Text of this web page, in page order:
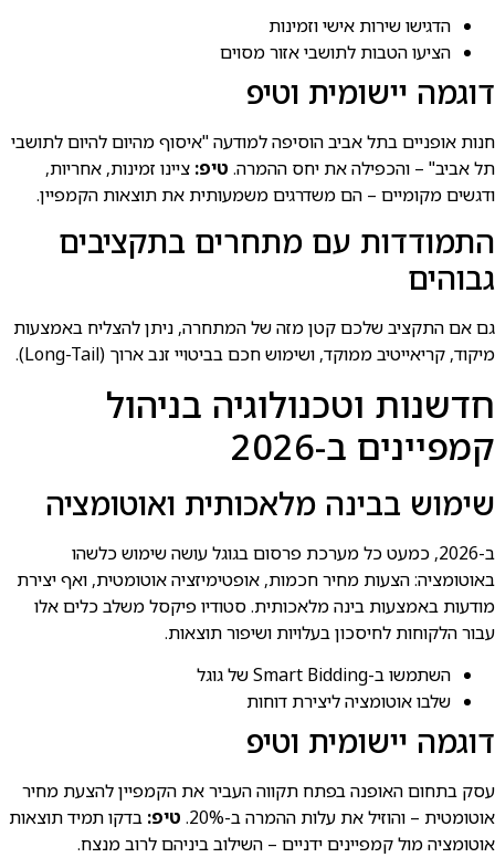
הדגישו שירות אישי וזמינות
הציעו הטבות לתושבי אזור מסוים
דוגמה יישומית וטיפ
חנות אופניים בתל אביב הוסיפה למודעה "איסוף מהיום להיום לתושבי
תל אביב" – והכפילה את יחס ההמרה. טיפ: ציינו זמינות, אחריות,
ודגשים מקומיים – הם משדרגים משמעותית את תוצאות הקמפיין.
התמודדות עם מתחרים בתקציבים
גבוהים
גם אם התקציב שלכם קטן מזה של המתחרה, ניתן להצליח באמצעות
מיקוד, קריאייטיב ממוקד, ושימוש חכם בביטויי זנב ארוך (Long-Tail).
חדשנות וטכנולוגיה בניהול
קמפיינים ב-2026
שימוש בבינה מלאכותית ואוטומציה
ב-2026, כמעט כל מערכת פרסום בגוגל עושה שימוש כלשהו
באוטומציה: הצעות מחיר חכמות, אופטימיזציה אוטומטית, ואף יצירת
מודעות באמצעות בינה מלאכותית. סטודיו פיקסל משלב כלים אלו
עבור הלקוחות לחיסכון בעלויות ושיפור תוצאות.
השתמשו ב-Smart Bidding של גוגל
שלבו אוטומציה ליצירת דוחות
דוגמה יישומית וטיפ
עסק בתחום האופנה בפתח תקווה העביר את הקמפיין להצעת מחיר
אוטומטית – והוזיל את עלות ההמרה ב-20%.
טיפ: בדקו תמיד תוצאות
אוטומציה מול קמפיינים ידניים – השילוב ביניהם לרוב מנצח.